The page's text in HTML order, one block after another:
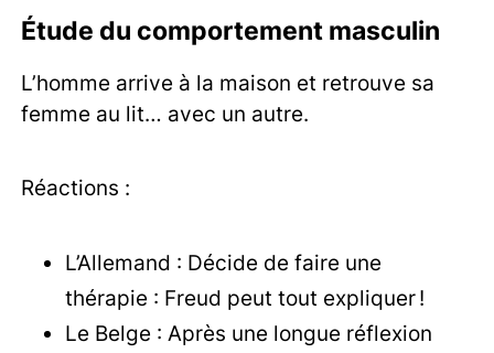
Étude du comportement masculin
L’homme arrive à la maison et retrouve sa
femme au lit… avec un autre.
Réactions :
L’Allemand : Décide de faire une
thérapie : Freud peut tout expliquer !
Le Belge : Après une longue réflexion